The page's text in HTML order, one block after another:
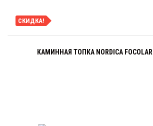
СКИДКА!
КАМИННАЯ ТОПКА NORDICA